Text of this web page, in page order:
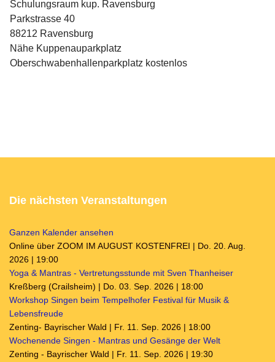
Schulungsraum kup. Ravensburg
Parkstrasse 40
88212 Ravensburg
Nähe Kuppenauparkplatz
Oberschwabenhallenparkplatz kostenlos
Die nächsten Veranstaltungen
Ganzen Kalender ansehen
Online über ZOOM IM AUGUST KOSTENFREI | Do. 20. Aug.
2026 | 19:00
Yoga & Mantras - Vertretungsstunde mit Sven Thanheiser
Kreßberg (Crailsheim) | Do. 03. Sep. 2026 | 18:00
Workshop Singen beim Tempelhofer Festival für Musik &
Lebensfreude
Zenting- Bayrischer Wald | Fr. 11. Sep. 2026 | 18:00
Wochenende Singen - Mantras und Gesänge der Welt
Zenting - Bayrischer Wald | Fr. 11. Sep. 2026 | 19:30